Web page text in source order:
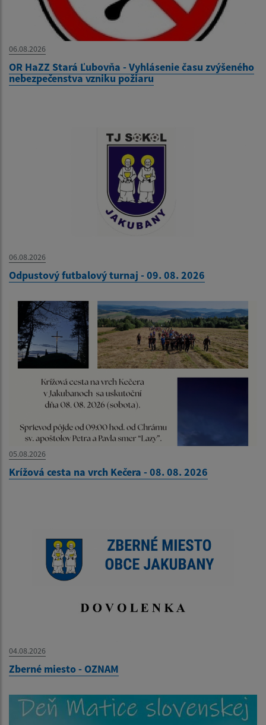
06.08.2026
OR HaZZ Stará Ľubovňa - Vyhlásenie času zvýšeného
nebezpečenstva vzniku požiaru
06.08.2026
Odpustový futbalový turnaj - 09. 08. 2026
05.08.2026
Krížová cesta na vrch Kečera - 08. 08. 2026
04.08.2026
Zberné miesto - OZNAM